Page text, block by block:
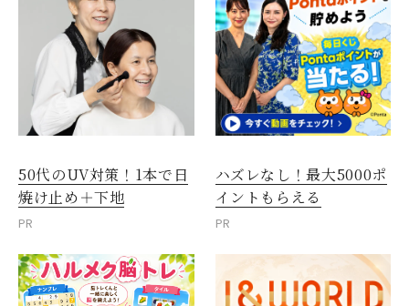
50代のUV対策！1本で日
焼け止め＋下地
PR
ハズレなし！最大5000ポ
イントもらえる
PR